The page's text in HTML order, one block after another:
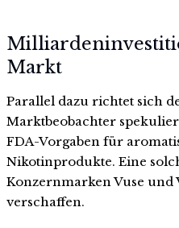
Markt
Parallel dazu richtet sich
Marktbeobachter
FDA-Vorgaben für
Nikotinprodukte. Eine
Konzernmarken Vuse und
verschaffen.